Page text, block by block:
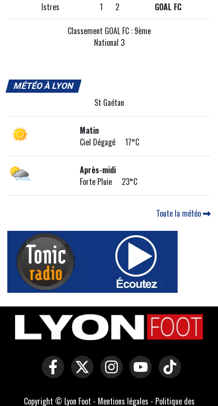
Istres 1 2 GOAL FC
Classement GOAL FC : 9ème
National 3
MÉTÉO À LYON
St Gaétan
Matin
Ciel Dégagé 17°C
Après-midi
Forte Pluie 23°C
Toute la météo
Copyright © Lyon Foot - Mentions légales - Politique des